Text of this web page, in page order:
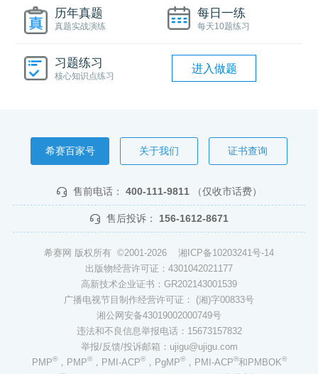
历年真题
真题实战演练
每日一练
每天10题练习
习题练习
核心知识点练习
进入做题
希赛百家号 关于我们 证书查询
售前电话： 400-111-9811 （仅收市话费）
售后投诉： 156-1612-8671
希赛网 版权所有 ©2001-2026 湘ICP备10203241号-14
出版物经营许可证：4301042021177
高新技术企业证书：GR202143001539
广播电视节目制作经营许可证： (湘)字00833号
湘公网安备43019002000749号
违法和不良信息举报电话：15673157832
举报/反馈/投诉邮箱：ujigu@ujigu.com
PMP®，PMP®，PMI-ACP®，PgMP®，PMI-ACP®和PMBOK®